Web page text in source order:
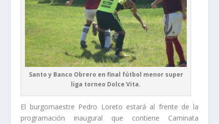
Santo y Banco Obrero en final fútbol menor super
liga torneo Dolce Vita.
El burgomaestre Pedro Loreto estará al frente de la
programación inaugural que contiene Caminata